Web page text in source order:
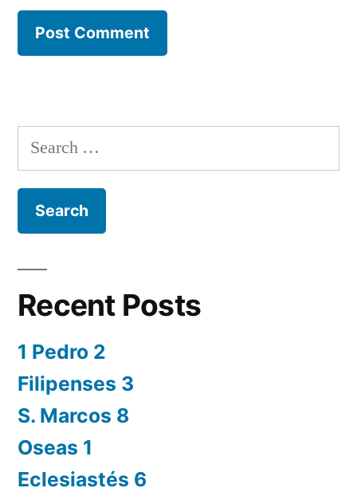
Search
for:
Recent Posts
1 Pedro 2
Filipenses 3
S. Marcos 8
Oseas 1
Eclesiastés 6